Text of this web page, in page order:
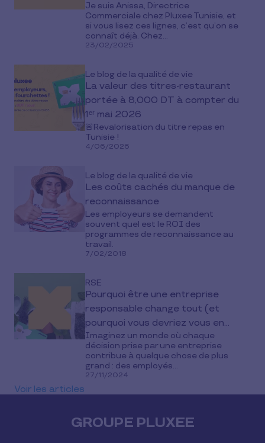
Pluxee ?"
Je suis Anissa, Directrice
Commerciale chez Pluxee Tunisie, et
si vous lisez ces lignes, c’est qu’on se
connaît déjà. Chez...
23/02/2025
Le blog de la qualité de vie
La valeur des titres-restaurant
portée à 8,000 DT à compter du
1ᵉʳ mai 2026
🚨Revalorisation du titre repas en
Tunisie !
4/06/2026
Le blog de la qualité de vie
Les coûts cachés du manque de
reconnaissance
Les employeurs se demandent
souvent quel est le ROI des
programmes de reconnaissance au
travail.
7/02/2018
RSE
Pourquoi être une entreprise
responsable change tout (et
pourquoi vous devriez vous en
soucier)
Imaginez un monde où chaque
décision prise par une entreprise
contribue à quelque chose de plus
grand : des employés...
27/11/2024
Voir les articles
GROUPE PLUXEE